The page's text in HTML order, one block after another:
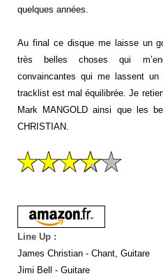
quelques années.
Au final ce disque me laisse un
très belles choses qui
convaincantes qui me lassent
tracklist est mal équilibrée. Je
Mark MANGOLD ainsi que les
CHRISTIAN.
Line Up :
James Christian - Chant, Guitare
Jimi Bell - Guitare